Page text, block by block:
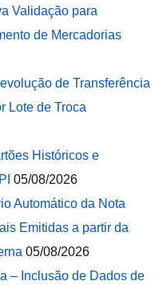
Validação para
de Mercadorias
de Transferência
Lote de Troca
Históricos e
05/08/2026
Automático da Nota
Emitidas a partir da
05/08/2026
– Inclusão de Dados de